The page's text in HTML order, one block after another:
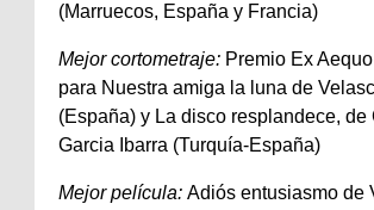
(Marruecos, España y Francia)
Mejor cortometraje: Premio Ex Aequo
para Nuestra amiga la luna de
(España) y La disco resplandece, de
Garcia Ibarra (Turquía-España)
Mejor película: Adiós entusiasmo de